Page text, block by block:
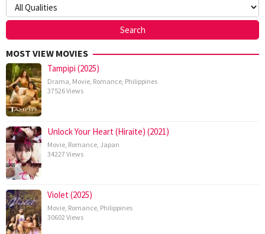
MOST VIEW MOVIES
Tampipi (2025)
Drama Movie Romance Philippines
37526 Views
Unlock Your Heart (Hiraite) (2021)
Movie Romance Japan
34227 Views
Violet (2025)
Movie Romance Philippines
30602 Views